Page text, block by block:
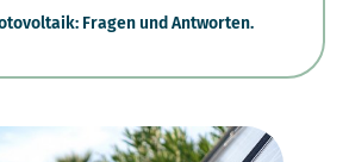
Fragen und Antworten.